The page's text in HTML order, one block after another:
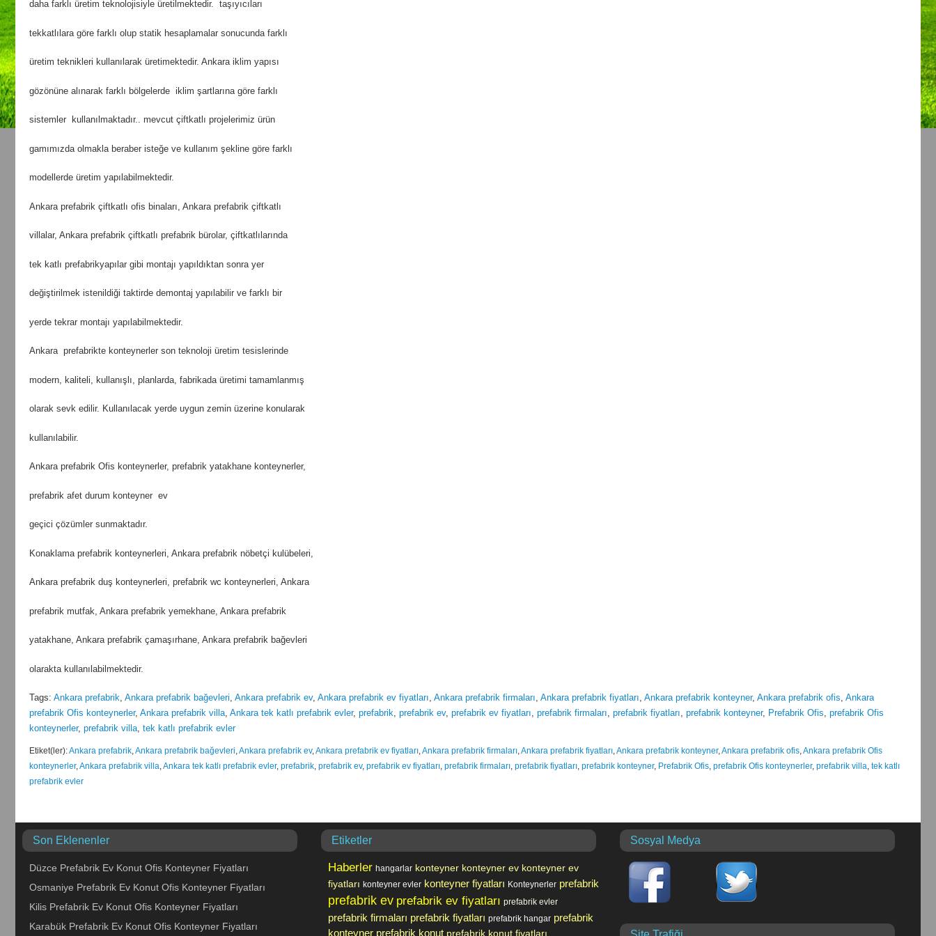
daha farklı üretim teknolojisiyle üretilmektedir. taşıyıcıları
tekkatlılara göre farklı olup statik hesaplamalar sonucunda farklı
üretim teknikleri kullanılarak üretimektedir. Ankara iklim yapısı
gözönüne alınarak farklı bölgelerde iklim şartlarına göre farklı
sistemler kullanılmaktadır.. mevcut çiftkatlı projelerimiz ürün
gamımızda olmakla beraber isteğe ve kullanım şekline göre farklı
modellerde üretim yapılabilmektedir.
Ankara prefabrik çiftkatlı ofis binaları, Ankara prefabrik çiftkatlı
villalar, Ankara prefabrik çiftkatlı prefabrik bürolar, çiftkatlılarında
tek katlı prefabrikyapılar gibi montajı yapıldıktan sonra yer
değiştirilmek istenildiği taktirde demontaj yapılabilir ve farklı bir
yerde tekrar montajı yapılabilmektedir.
Ankara prefabrikte konteynerler son teknoloji üretim tesislerinde
modern, kaliteli, kullanışlı, planlarda, fabrikada üretimi tamamlanmış
olarak sevk edilir. Kullanılacak yerde uygun zemin üzerine konularak
kullanılabilir.
Ankara prefabrik Ofis konteynerler, prefabrik yatakhane konteynerler,
prefabrik afet durum konteyner ev
geçici çözümler sunmaktadır.
Konaklama prefabrik konteynerleri, Ankara prefabrik nöbetçi kulübeleri,
Ankara prefabrik duş konteynerleri, prefabrik wc konteynerleri, Ankara
prefabrik mutfak, Ankara prefabrik yemekhane, Ankara prefabrik
yatakhane, Ankara prefabrik çamaşırhane, Ankara prefabrik bağevleri
olarakta kullanılabilmektedir.
Tags: Ankara prefabrik, Ankara prefabrik bağevleri, Ankara prefabrik ev, Ankara prefabrik ev fiyatları, Ankara prefabrik firmaları, Ankara prefabrik fiyatları, Ankara prefabrik konteyner, Ankara prefabrik ofis, Ankara
prefabrik Ofis konteynerler, Ankara prefabrik villa, Ankara tek katlı prefabrik evler, prefabrik, prefabrik ev, prefabrik ev fiyatları, prefabrik firmaları, prefabrik fiyatları, prefabrik konteyner, Prefabrik Ofis, prefabrik Ofis
konteynerler, prefabrik villa, tek katlı prefabrik evler
Etiket(ler):Ankara prefabrik,Ankara prefabrik bağevleri,Ankara prefabrik ev,Ankara prefabrik ev fiyatları,Ankara prefabrik firmaları,Ankara prefabrik fiyatları,Ankara prefabrik konteyner,Ankara prefabrik ofis,Ankara prefabrik Ofis
konteynerler,Ankara prefabrik villa,Ankara tek katlı prefabrik evler, prefabrik, prefabrik ev, prefabrik ev fiyatları, prefabrik firmaları, prefabrik fiyatları, prefabrik konteyner, Prefabrik Ofis, prefabrik Ofis konteynerler, prefabrik villa, tek katlı
prefabrik evler
Son Eklenenler
Düzce Prefabrik Ev Konut Ofis Konteyner Fiyatları
Osmaniye Prefabrik Ev Konut Ofis Konteyner Fiyatları
Kilis Prefabrik Ev Konut Ofis Konteyner Fiyatları
Karabük Prefabrik Ev Konut Ofis Konteyner Fiyatları
Etiketler
Haberler hangarlar konteyner konteyner ev konteyner ev
fiyatları konteyner evler konteyner fiyatları Konteynerler prefabrik
prefabrik ev prefabrik ev fiyatları prefabrik evler
prefabrik firmaları prefabrik fiyatları prefabrik hangar prefabrik
konteyner prefabrik konut prefabrik konut fiyatları
Sosyal Medya